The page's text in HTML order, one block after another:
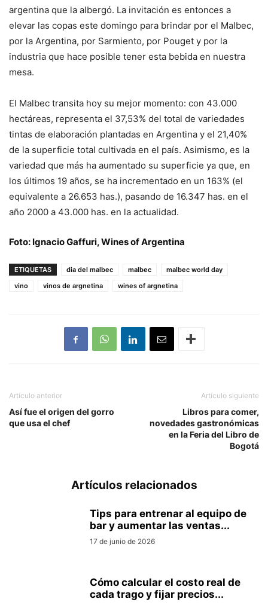
argentina que la albergó. La invitación es entonces a
elevar las copas este domingo para brindar por el Malbec,
por la Argentina, por Sarmiento, por Pouget y por la
industria que hace posible tener esta bebida en nuestra
mesa.
El Malbec transita hoy su mejor momento: con 43.000
hectáreas, representa el 37,53% del total de variedades
tintas de elaboración plantadas en Argentina y el 21,40%
de la superficie total cultivada en el país. Asimismo, es la
variedad que más ha aumentado su superficie ya que, en
los últimos 19 años, se ha incrementado en un 163% (el
equivalente a 26.653 has.), pasando de 16.347 has. en el
año 2000 a 43.000 has. en la actualidad.
Foto: Ignacio Gaffuri, Wines of Argentina
ETIQUETAS dia del malbec malbec
malbec world day
vino
vinos de argnetina wines of argnetina
Artículo anterior
Así fue el origen del gorro
que usa el chef
Artículo siguiente
Libros para comer,
novedades gastronómicas
en la Feria del Libro de
Bogotá
Artículos relacionados
Tips para entrenar al equipo de
bar y aumentar las ventas...
17 de junio de 2026
Cómo calcular el costo real de
cada trago y fijar precios...